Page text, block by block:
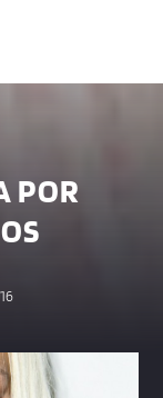
EN:
POR